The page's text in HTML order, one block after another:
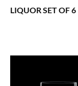
LIQUOR SET OF 6